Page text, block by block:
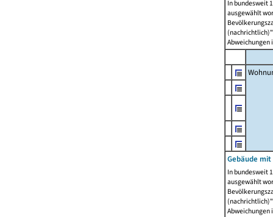
In bundesweit
ausgewählt
Abweichungen
Gebäude
In bundesweit
ausgewählt
Abweichungen